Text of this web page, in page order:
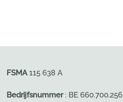
FSMA115 638 A
Bedrijfsnummer: BE 660.700.256